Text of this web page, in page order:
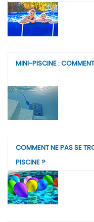
MINI-PISCINE :
COMMENT NE PAS SE
PISCINE ?